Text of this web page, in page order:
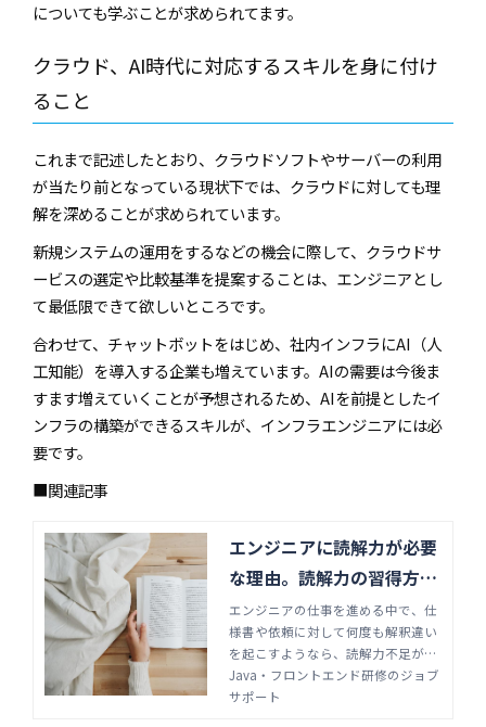
についても学ぶことが求められてます。
クラウド、AI時代に対応するスキルを身に付け
ること
これまで記述したとおり、クラウドソフトやサーバーの利用
が当たり前となっている現状下では、クラウドに対しても理
解を深めることが求められています。
新規システムの運用をするなどの機会に際して、クラウドサ
ービスの選定や比較基準を提案することは、エンジニアとし
て最低限できて欲しいところです。
合わせて、チャットボットをはじめ、社内インフラにAI（人
工知能）を導入する企業も増えています。AIの需要は今後ま
すます増えていくことが予想されるため、AIを前提としたイ
ンフラの構築ができるスキルが、インフラエンジニアには必
要です。
■関連記事
エンジニアに読解力が必要
な理由。読解力の習得方法
とともに解説 | Java・フロ
ントエンド研修のジョブサ
ポート
エンジニアの仕事を進める中で、仕
様書や依頼に対して何度も解釈違い
を起こすようなら、読解力不足が大
きな原因です。エンジニアとして一
歩上を目指すためにも、読解力が必
Java・フロントエンド研修のジョブ
サポート